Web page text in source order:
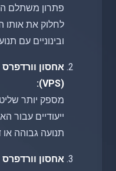
פתרון משתלם
לחלוק את
ובינוניים עם
אחסון
(VPS):
מספק יותר
ייעודיים
תנועה גבוהה או
אחסון וורדפרס